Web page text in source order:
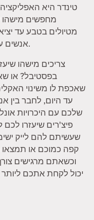
טינדר היא
מחפשים מישהו
מטיולים בטבע עד
אנשים על הדברים שאתם הכי נהנים לעשות.
צריכים מישהו
בפסטיבל? או
עד היום, לחבר בין
שלכם עם היכרויות
פיצ'רים שיעזרו
שעשיתם להם לייק
קפה כמוכם או
וכשאתם מרגישים